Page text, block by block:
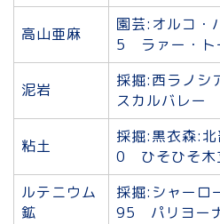
高山亜麻
園芸:オルコ
5 ラァー・ト
泥岩
採掘:西ラノ
スカルバレー
粘土
採掘:黒衣森:
0 ひそひそ木
ルテニウム
鉱
採掘:シャー
95 パリヨー